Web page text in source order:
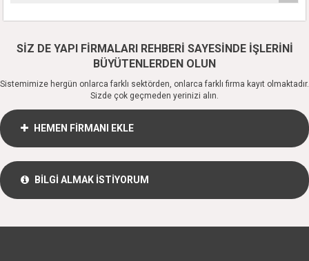
SİZ DE YAPI FİRMALARI REHBERİ SAYESİNDE İŞLERİNİ
BÜYÜTENLERDEN OLUN
Sistemimize hergün onlarca farklı sektörden, onlarca farklı firma kayıt olmaktadır.
Sizde çok geçmeden yerinizi alın.
HEMEN FİRMANI EKLE
BİLGİ ALMAK İSTİYORUM